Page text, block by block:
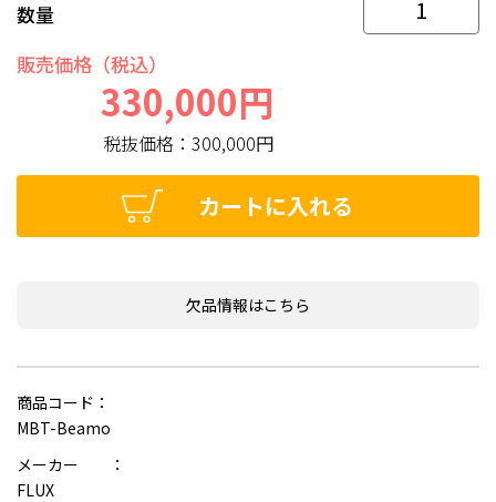
数量
販売価格（税込）
330,000円
税抜価格：300,000円
カートに入れる
欠品情報はこちら
商品コード：
MBT-Beamo
メーカー ：
FLUX